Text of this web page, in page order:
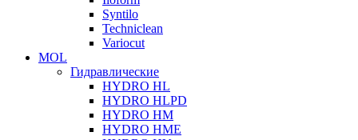
Syntilo
Techniclean
Variocut
MOL
Гидравлические
HYDRO HL
HYDRO HLPD
HYDRO HM
HYDRO HME